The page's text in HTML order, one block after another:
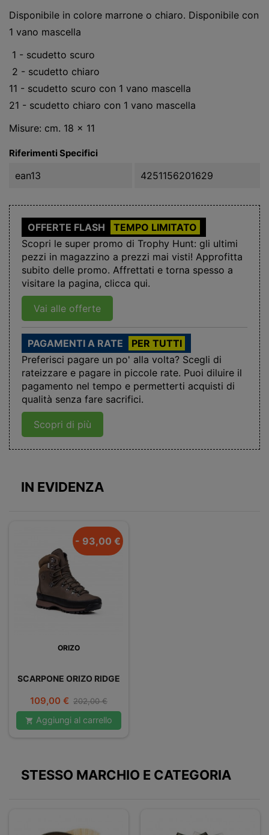
Disponibile in colore marrone o chiaro. Disponibile con
1 vano mascella
1 - scudetto scuro
2 - scudetto chiaro
11 - scudetto scuro con 1 vano mascella
21 - scudetto chiaro con 1 vano mascella
Misure: cm. 18 x 11
Riferimenti Specifici
ean13 4251156201629
OFFERTE FLASH
TEMPO LIMITATO
Scopri le super promo di Trophy Hunt: gli ultimi
pezzi in magazzino a prezzi mai visti! Approfitta
subito delle promo. Affrettati e torna spesso a
visitare la pagina, clicca qui.
Vai alle offerte
PAGAMENTI A RATE
PER TUTTI
Preferisci pagare un po' alla volta? Scegli di
rateizzare e pagare in piccole rate. Puoi diluire il
pagamento nel tempo e permetterti acquisti di
qualità senza fare sacrifici.
Scopri di più
IN EVIDENZA
- 93,00 €
ORIZO
SCARPONE ORIZO RIDGE
Prezzo
109,00 € Prezzo
base
202,00 €
 Aggiungi al carrello
STESSO MARCHIO E CATEGORIA